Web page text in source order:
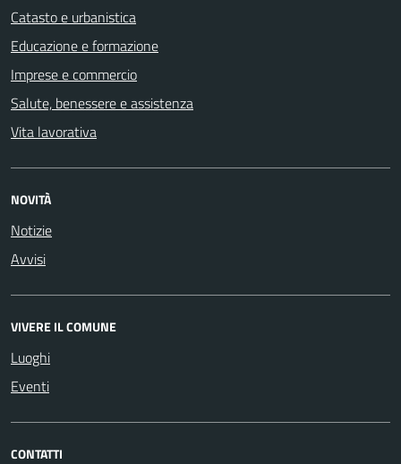
Catasto e urbanistica
Educazione e formazione
Imprese e commercio
Salute, benessere e assistenza
Vita lavorativa
NOVITÀ
Notizie
Avvisi
VIVERE IL COMUNE
Luoghi
Eventi
CONTATTI